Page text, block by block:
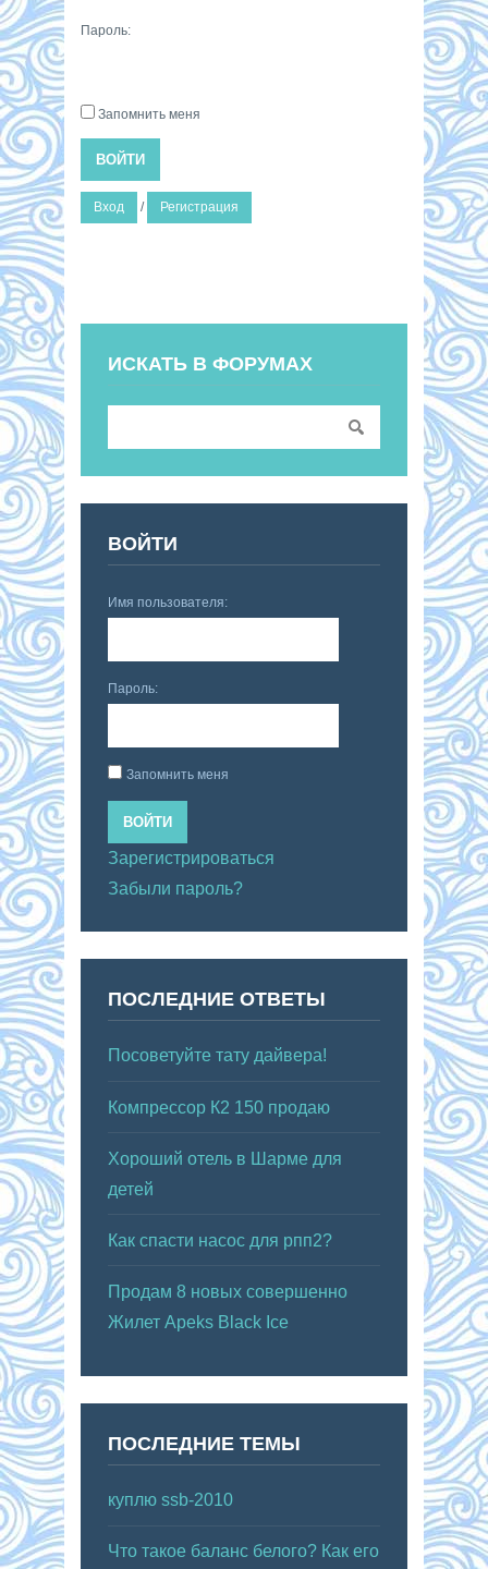
Пароль:
Запомнить меня
ВОЙТИ
Вход / Регистрация
ИСКАТЬ В ФОРУМАХ
ВОЙТИ
Имя пользователя:
Пароль:
Запомнить меня
ВОЙТИ
Зарегистрироваться
Забыли пароль?
ПОСЛЕДНИЕ ОТВЕТЫ
Посоветуйте тату дайвера!
Компрессор К2 150 продаю
Хороший отель в Шарме для
детей
Как спасти насос для рпп2?
Продам 8 новых совершенно
Жилет Apeks Black Ice
ПОСЛЕДНИЕ ТЕМЫ
куплю ssb-2010
Что такое баланс белого? Как его